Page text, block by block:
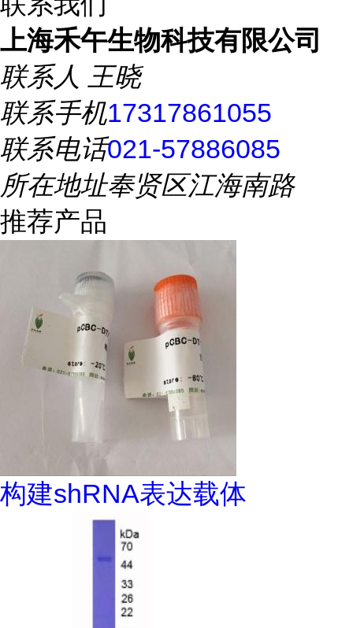
上海禾午生物科技有限公司
联系人 王晓
联系手机17317861055
联系电话021-57886085
所在地址奉贤区江海南路
推荐产品
构建shRNA表达载体